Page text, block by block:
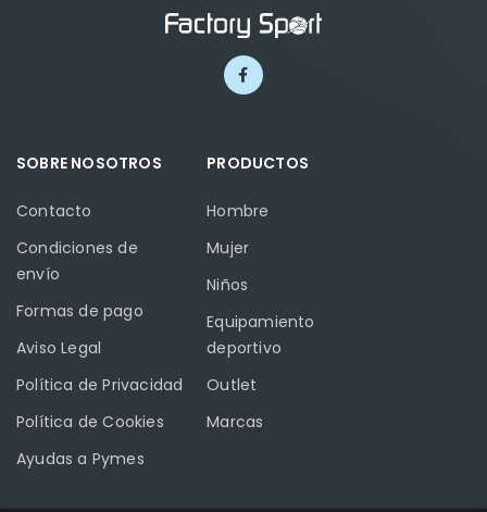
SOBRE NOSOTROS
Contacto
Condiciones de
envío
Formas de pago
Aviso Legal
Política de Privacidad
Política de Cookies
Ayudas a Pymes
PRODUCTOS
Hombre
Mujer
Niños
Equipamiento
deportivo
Outlet
Marcas